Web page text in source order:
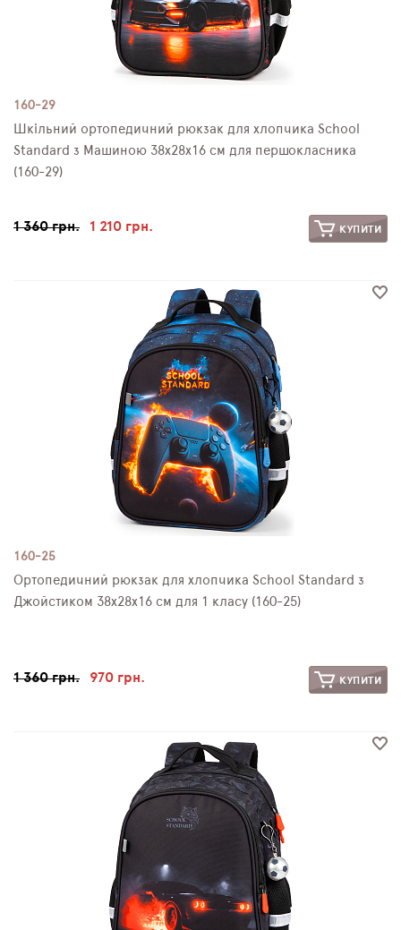
160-29
Шкільний ортопедичний рюкзак для хлопчика School
Standard з Машиною 38х28х16 см для першокласника
(160-29)
1 360 грн. 1 210 грн. КУПИТИ
160-25
Ортопедичний рюкзак для хлопчика School Standard з
Джойстиком 38х28х16 см для 1 класу (160-25)
1 360 грн. 970 грн. КУПИТИ